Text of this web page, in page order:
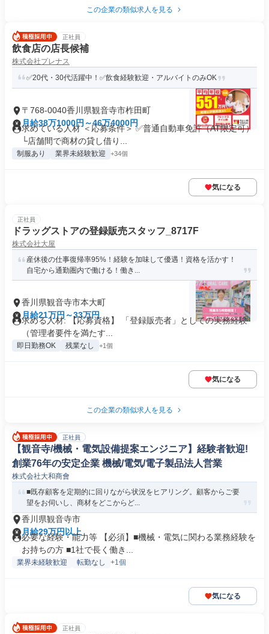
この企業の類似求人を見る
正社員
飲食店の店長候補
株式会社プレナス
✅20代・30代活躍中！✅飲食経験歓迎・アルバイトのみOK
〒768-0040香川県観音寺市柞田町
月給38万1000円～46万4000円
求めている人材 ＜応募条件＞ ✅普通自動車免許（AT限定可）
└店舗間で商材の貸し借り...
制服あり 業界未経験歓迎 +34個
気になる
正社員
ドラッグストアの登録販売スタッフ_8717F
株式会社大屋
産休後の仕事復帰率95%！経験を加味して優遇！資格を活かす！
自宅から通勤圏内で働ける！働き...
香川県観音寺市本大町
月給21万円～33万円
求める人材: 【応募資格】 「登録販売者」としての実務経験
（管理者要件を満たす...
即日勤務OK 残業なし +1個
気になる
この企業の類似求人を見る
正社員
【観音寺/機械・電気設備提案エンジニア】経験者歓迎!
創業76年の安定企業 機械/電気/電子製品法人営業
株式会社大和商會
■既存顧客を定期的に回りながら状況をヒアリング。顧客からご要
望をお伺いし、商材をどこからど...
香川県観音寺市
月給29万円以上
必要な経験・能力等 【必須】■機械・電気に関わる業務経験を
お持ちの方 ■1社で長く働き...
業界未経験歓迎 転勤なし +1個
気になる
正社員